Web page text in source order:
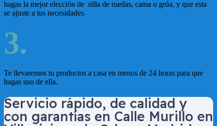
hagas la mejor elección de silla de ruedas, cama o grúa, y que esta
se ajuste a tus necesidades.
3.
Te llevaremos tu productos a casa en menos de 24 horas para que
hagas uso de ella.
Servicio rápido, de calidad y
con garantías en Calle Murillo en